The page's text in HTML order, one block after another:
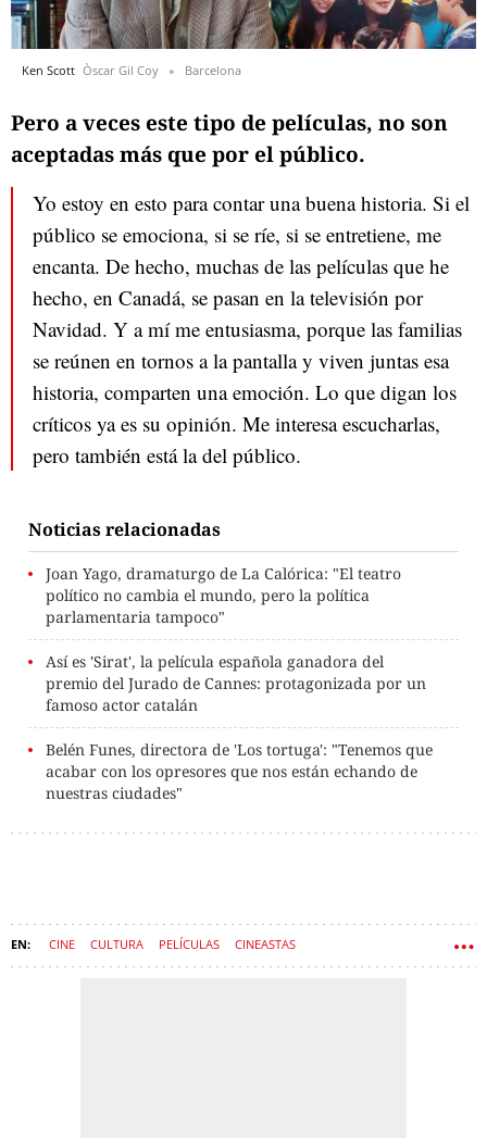
Ken Scott Òscar Gil Coy Barcelona
Pero a veces este tipo de películas, no son
aceptadas más que por el público.
Yo estoy en esto para contar una buena historia. Si el
público se emociona, si se ríe, si se entretiene, me
encanta. De hecho, muchas de las películas que he
hecho, en Canadá, se pasan en la televisión por
Navidad. Y a mí me entusiasma, porque las familias
se reúnen en tornos a la pantalla y viven juntas esa
historia, comparten una emoción. Lo que digan los
críticos ya es su opinión. Me interesa escucharlas,
pero también está la del público.
Noticias relacionadas
Joan Yago, dramaturgo de La Calórica: "El teatro
político no cambia el mundo, pero la política
parlamentaria tampoco"
Así es 'Sirat', la película española ganadora del
premio del Jurado de Cannes: protagonizada por un
famoso actor catalán
Belén Funes, directora de 'Los tortuga': "Tenemos que
acabar con los opresores que nos están echando de
nuestras ciudades"
CINE CULTURA PELÍCULAS CINEASTAS